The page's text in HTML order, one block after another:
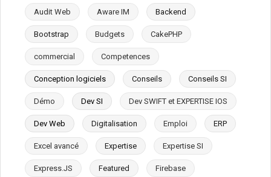
Audit Web Aware IM Backend
Bootstrap Budgets CakePHP
commercial Competences
Conception logiciels Conseils Conseils SI
Démo Dev SI Dev SWIFT et EXPERTISE IOS
Dev Web Digitalisation Emploi ERP
Excel avancé Expertise Expertise SI
Express.JS Featured Firebase